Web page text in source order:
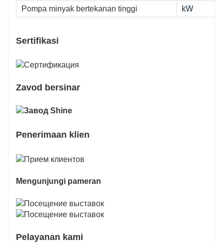
Pompa minyak bertekanan tinggi kW
Sertifikasi
Zavod bersinar
Penerimaan klien
Mengunjungi pameran
Pelayanan kami